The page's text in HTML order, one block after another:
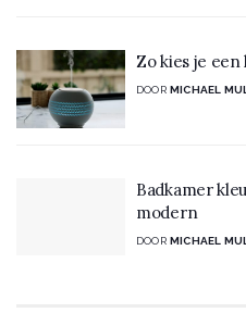
Zo kies je
DOOR MICHAEL
Badkamer
modern
DOOR MICHAEL